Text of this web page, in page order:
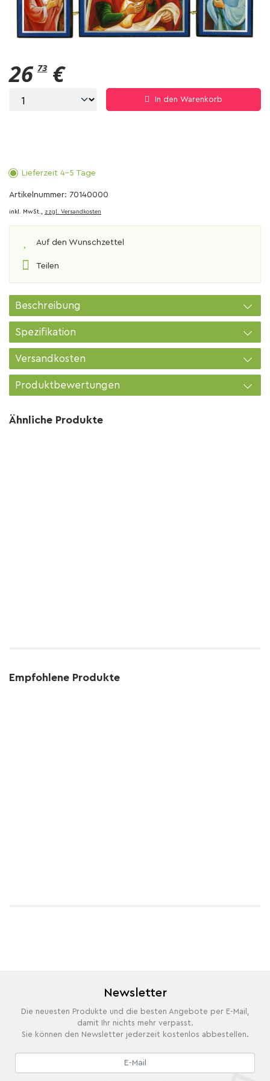
26 73 €
In den Warenkorb
Lieferzeit 4-5 Tage
Artikelnummer: 70140000
inkl. MwSt., zzgl. Versandkosten
Auf den Wunschzettel
Teilen
Beschreibung
Spezifikation
Versandkosten
Produktbewertungen
Ähnliche Produkte
Empfohlene Produkte
Newsletter
Die neuesten Produkte und die besten Angebote per E-Mail,
damit Ihr nichts mehr verpasst.
Sie können den Newsletter jederzeit kostenlos abbestellen.